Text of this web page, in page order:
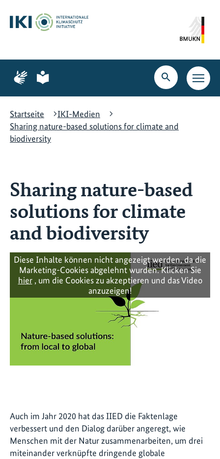
Hauptinhalt
springen
Suche
springen
Hauptnavigation
springen
Zur
Seite
Gebärdensprache
Zur
Seite
leichte
Suche
öffnen
Startseite
IKI-Medien
Sharing nature-based solutions for climate and
biodiversity
Sharing nature-based
solutions for climate
and biodiversity
Diese Inhalte können nicht angezeigt werden, da die
Marketing-Cookies abgelehnt wurden. Klicken Sie
hier, um die Cookies zu akzeptieren und das Video
anzuzeigen!
Auch im Jahr 2020 hat das IIED die Faktenlage
verbessert und den Dialog darüber angeregt, wie
Menschen mit der Natur zusammenarbeiten, um drei
miteinander verknüpfte dringende globale